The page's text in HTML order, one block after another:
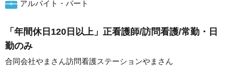
アルバイト・パート
「年間休日120日以上」正看護師/訪問看護/常勤・日
勤のみ
合同会社やまさん訪問看護ステーションやまさん